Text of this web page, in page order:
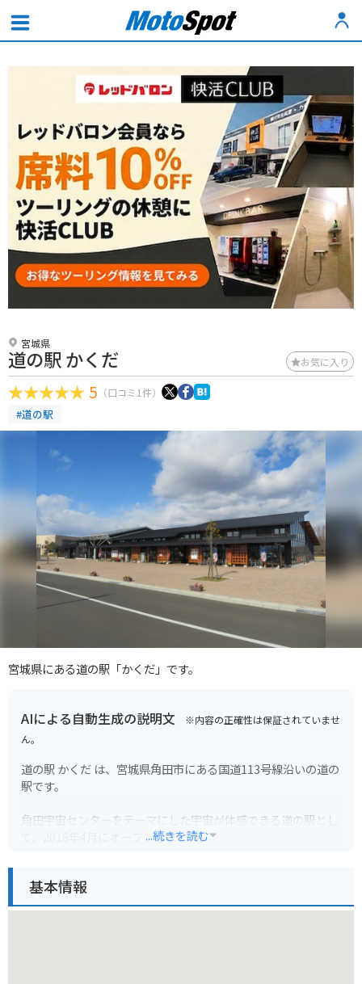
宮城県
道の駅 かくだ お気に入り
5 （口コミ1件）
#道の駅
宮城県にある道の駅「かくだ」です。
AIによる自動生成の説明文 ※内容の正確性は保証されていませ
ん。
道の駅 かくだ は、宮城県角田市にある国道113号線沿いの道の
駅です。
角田宇宙センターをテーマにした宇宙が体感できる道の駅とし
て、2016年4月にオープンしました。
実物大の人工衛星模型などが展示されている「スペースタワ
ー・コスモハウス」や、
...続きを読む
基本情報